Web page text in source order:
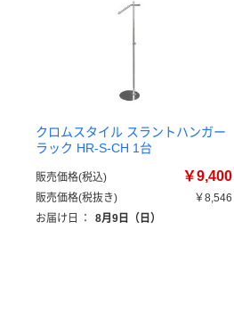
クロムスタイル スラントハンガー
ラック HR-S-CH 1台
販売価格(税込) ￥9,400
販売価格(税抜き)
￥8,546
お届け日
： 8月9日（日）